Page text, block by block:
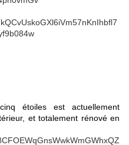
étoiles est actuellement
et totalement rénové en